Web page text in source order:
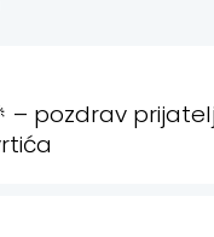
– pozdrav